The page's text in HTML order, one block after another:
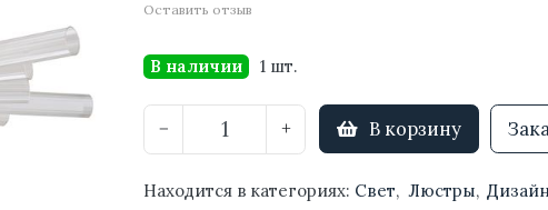
Оставить отзыв
В наличии 1 шт.
− + В корзину
Находится в категориях: Свет, Люстры,